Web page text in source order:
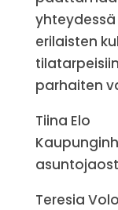
erilaisten
parhaiten
Tiina Elo
Teresia